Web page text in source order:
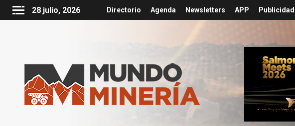
28 julio, 2026 Directorio Agenda Newsletters APP Publicidad